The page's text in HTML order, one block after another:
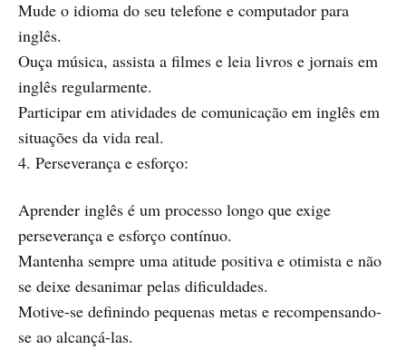
Mude o idioma do seu telefone e computador para
inglês.
Ouça música, assista a filmes e leia livros e jornais em
inglês regularmente.
Participar em atividades de comunicação em inglês em
situações da vida real.
4. Perseverança e esforço:
Aprender inglês é um processo longo que exige
perseverança e esforço contínuo.
Mantenha sempre uma atitude positiva e otimista e não
se deixe desanimar pelas dificuldades.
Motive-se definindo pequenas metas e recompensando-
se ao alcançá-las.